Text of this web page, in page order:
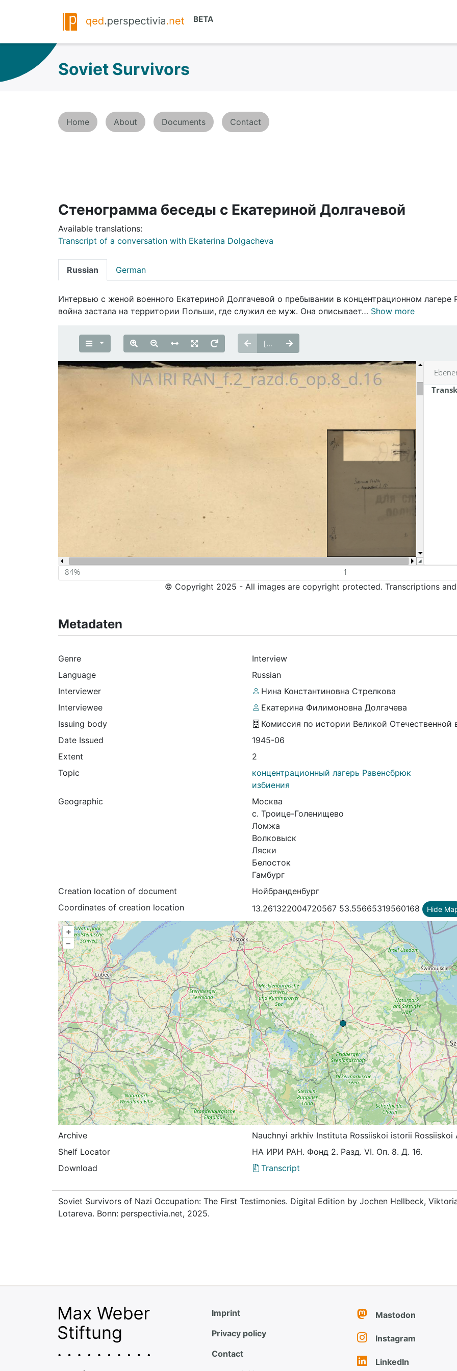
Soviet Survivors
Home About Documents Contact
Стенограмма беседы с Екатериной Долгачевой
Available translations:
Transcript of a conversation with Ekaterina Dolgacheva
Russian German
Интервью с женой военного Екатериной Долгачевой о пребывании в концентрационном лагере
война застала на территории Польши, где служил ее муж. Она описывает… Show more
© Copyright 2025 - All images are copyright protected. Transcriptions
Metadaten
Genre
Interview
Language
Russian
Interviewer
Нина Константиновна Стрелкова
Interviewee
Екатерина Филимоновна Долгачева
Issuing body
Комиссия по истории Великой Отечественной
Date Issued
1945-06
Extent
2
Topic
концентрационный лагерь Равенсбрюк
избиения
Geographic
Москва
с. Троице-Голенищево
Ломжа
Волковыск
Ляски
Белосток
Гамбург
Creation location of document
Нойбранденбург
Coordinates of creation location
13.261322004720567 53.55665319560168 Hide
+
–
Archive
Nauchnyi arkhiv Instituta Rossiiskoi istorii Rossiiskoi
Shelf Locator
НА ИРИ РАН. Фонд 2. Разд. VI. Оп. 8. Д. 16.
Download
Transcript
Soviet Survivors of Nazi Occupation: The First Testimonies. Digital Edition by Jochen Hellbeck,
Lotareva. Bonn: perspectivia.net, 2025.
Imprint
Privacy policy
Contact
Mastodon
Instagram
LinkedIn